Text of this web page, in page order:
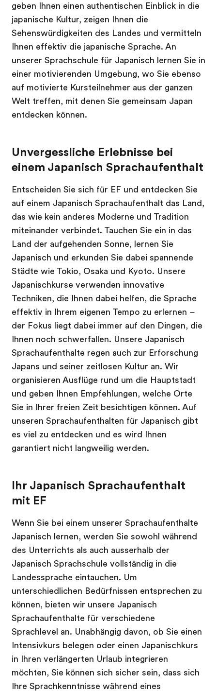
geben Ihnen einen authentischen Einblick in die
japanische Kultur, zeigen Ihnen die
Sehenswürdigkeiten des Landes und vermitteln
Ihnen effektiv die japanische Sprache. An
unserer Sprachschule für Japanisch lernen Sie in
einer motivierenden Umgebung, wo Sie ebenso
auf motivierte Kursteilnehmer aus der ganzen
Welt treffen, mit denen Sie gemeinsam Japan
entdecken können.
Unvergessliche Erlebnisse bei
einem Japanisch Sprachaufenthalt
Entscheiden Sie sich für EF und entdecken Sie
auf einem Japanisch Sprachaufenthalt das Land,
das wie kein anderes Moderne und Tradition
miteinander verbindet. Tauchen Sie ein in das
Land der aufgehenden Sonne, lernen Sie
Japanisch und erkunden Sie dabei spannende
Städte wie Tokio, Osaka und Kyoto. Unsere
Japanischkurse verwenden innovative
Techniken, die Ihnen dabei helfen, die Sprache
effektiv in Ihrem eigenen Tempo zu erlernen –
der Fokus liegt dabei immer auf den Dingen, die
Ihnen noch schwerfallen. Unsere Japanisch
Sprachaufenthalte regen auch zur Erforschung
Japans und seiner zeitlosen Kultur an. Wir
organisieren Ausflüge rund um die Hauptstadt
und geben Ihnen Empfehlungen, welche Orte
Sie in Ihrer freien Zeit besichtigen können. Auf
unseren Sprachaufenthalten für Japanisch gibt
es viel zu entdecken und es wird Ihnen
garantiert nicht langweilig werden.
Ihr Japanisch Sprachaufenthalt
mit EF
Wenn Sie bei einem unserer Sprachaufenthalte
Japanisch lernen, werden Sie sowohl während
des Unterrichts als auch ausserhalb der
Japanisch Sprachschule vollständig in die
Landessprache eintauchen. Um
unterschiedlichen Bedürfnissen entsprechen zu
können, bieten wir unsere Japanisch
Sprachaufenthalte für verschiedene
Sprachlevel an. Unabhängig davon, ob Sie einen
Intensivkurs belegen oder einen Japanischkurs
in Ihren verlängerten Urlaub integrieren
möchten, Sie können sich sicher sein, dass sich
Ihre Sprachkenntnisse während eines